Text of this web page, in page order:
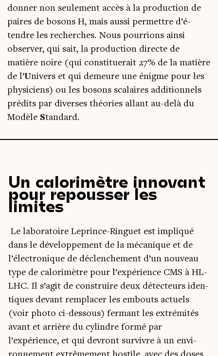
don­ner non seule­ment accès à la pro­duc­tion de
paires de bosons H, mais aus­si per­mettre d’é­
tendre les recherches. Nous pour­rions ain­si
obser­ver, qui sait, la pro­duc­tion directe de
matière noire (qui consti­tue­rait 27% de la matière
de l’Univers et qui demeure une énigme pour les
phy­si­ciens) ou les bosons sca­laires addi­tion­nels
pré­dits par diverses théo­ries allant au-delà du
Modèle Stan­dard.
Un calorimètre innovant
pour repousser les
limites
Le labo­ra­toire Leprince-Rin­guet est impli­qué
dans le déve­lop­pe­ment de la méca­nique et de
l’électronique de déclen­che­ment d’un nou­veau
type de calo­ri­mètre pour l’expérience CMS à HL-
LHC. Il s’agit de construire deux détec­teurs iden­
tiques devant rem­pla­cer les embouts actuels
(voir pho­to ci-des­sous) fer­mant les extré­mi­tés
avant et arrière du cylindre for­mé par
l’expérience, et qui devront sur­vivre à un envi­